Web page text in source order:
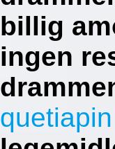
billig
ingen